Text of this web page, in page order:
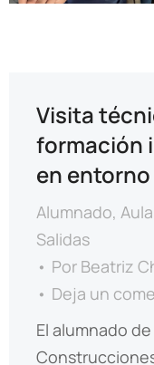
Visita
formación
en
Alumnado,
Salidas
Por Beatriz
Deja un
El alumnado de